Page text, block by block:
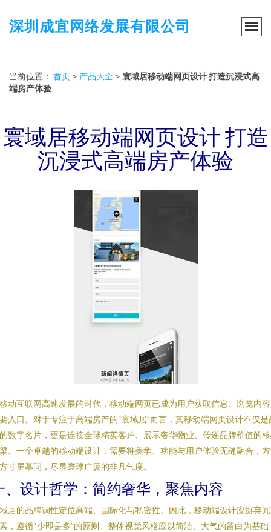
深圳成宜网络发展有限公司
当前位置： 首页 > 产品大全 > 寰域居移动端网页设计 打造沉浸式高
端房产体验
寰域居移动端网页设计 打造
沉浸式高端房产体验
动互联网高速发展的时代，移动端网页已成为用户获取信息、浏览内
入口。对于专注于高端房产的“寰域居”而言，其移动端网页设计不仅是
数字名片，更是连接全球精英客户、展示奢华物业、传递品牌价值的
。一个卓越的移动端设计，需要将美学、功能与用户体验无缝融合，
寸屏幕间，尽显寰球广厦的非凡气度。
、设计哲学：简约奢华，聚焦内容
居的品牌调性定位高端、国际化与私密性。因此，移动端设计应摒弃
，遵循“少即是多”的原则。整体视觉风格应以简洁、大气的留白为基础